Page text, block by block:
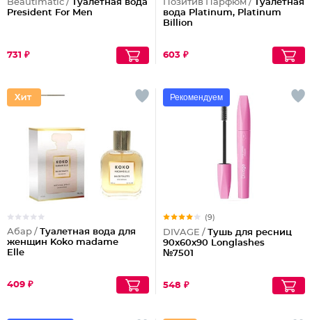
Beautimatic /
Туалетная вода
President For Men
731 ₽
Позитив Парфюм /
Туалетная
вода Platinum, Platinum
Billion
603 ₽
Абар /
Туалетная вода для
женщин Koko madame
Elle
409 ₽
Рекомендуем
(9)
DIVAGE /
Тушь для ресниц
90x60x90 Longlashes
№7501
548 ₽